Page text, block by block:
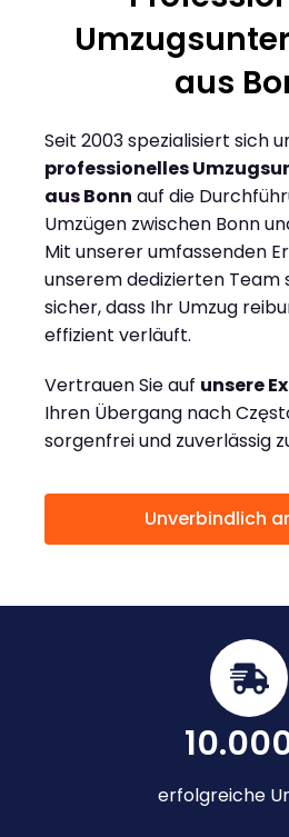
aus
Seit 2003 spezialisiert sich
professionelles
aus Bonn auf die
Umzügen zwischen Bonn
Mit unserer umfassenden
unserem dedizierten Team
sicher, dass Ihr Umzug
effizient verläuft.
Vertrauen Sie auf unsere
Ihren Übergang nach
sorgenfrei und zuverlässig
Unverbindlich
erfolgreiche